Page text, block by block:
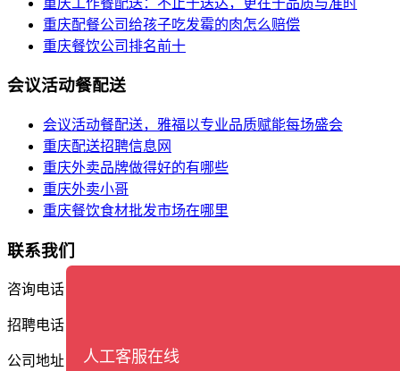
重庆配餐公司给孩子吃发霉的肉怎么赔偿
重庆餐饮公司排名前十
会议活动餐配送
会议活动餐配送，雅福以专业品质赋能每场盛会
重庆配送招聘信息网
重庆外卖品牌做得好的有哪些
重庆外卖小哥
重庆餐饮食材批发市场在哪里
联系我们
咨询电话：17338388561
招聘电话：13609402162
公司地址：重庆市渝北区石盘河商务区宝环东路2号
人工客服在线